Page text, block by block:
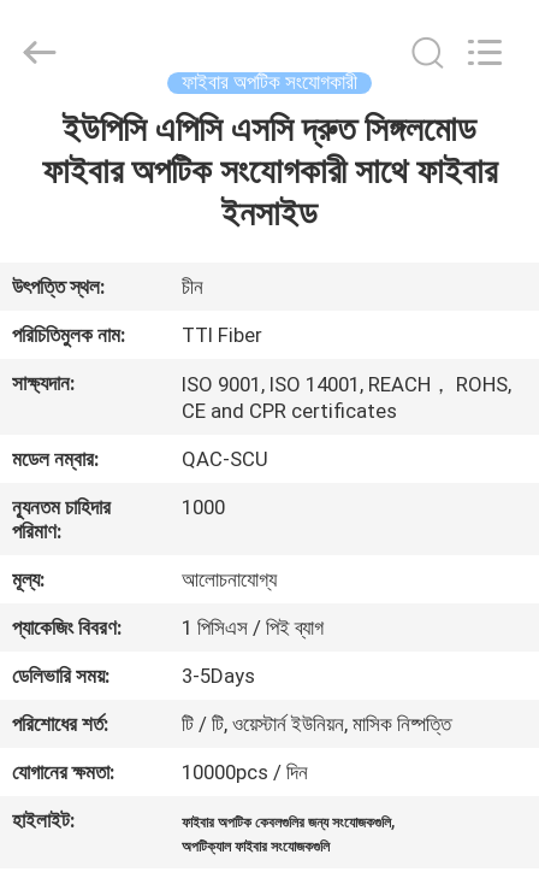
আমাদের
সম্পর্কে
কারখানা
ভ্রমণ
মান
নিয়ন্ত্রণ
যোগাযোগ
করুন
উদ্ধৃতির
জন্য
Tech.
ফাইবার অপটিক সংযোগকারী
ইউপিসি এপিসি এসসি দ্রুত সিঙ্গলমোড
ফাইবার অপটিক সংযোগকারী সাথে ফাইবার
ইনসাইড
উৎপত্তি স্থল:
চীন
পরিচিতিমুলক নাম:
TTI Fiber
সাক্ষ্যদান:
ISO 9001, ISO 14001, REACH， ROHS,
CE and CPR certificates
মডেল নম্বার:
QAC-SCU
ন্যূনতম চাহিদার
পরিমাণ:
1000
মূল্য:
আলোচনাযোগ্য
প্যাকেজিং বিবরণ:
1 পিসিএস / পিই ব্যাগ
ডেলিভারি সময়:
3-5Days
পরিশোধের শর্ত:
টি / টি, ওয়েস্টার্ন ইউনিয়ন, মাসিক নিষ্পত্তি
যোগানের ক্ষমতা:
10000pcs / দিন
হাইলাইট:
ফাইবার অপটিক কেবলগুলির জন্য সংযোজকগুলি,
অপটিক্যাল ফাইবার সংযোজকগুলি